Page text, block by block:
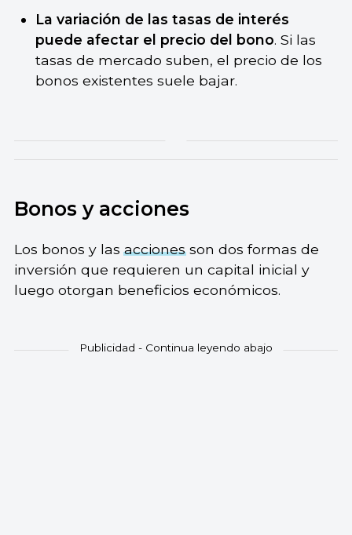
La variación de las tasas de interés
puede afectar el precio del bono. Si las
tasas de mercado suben, el precio de los
bonos existentes suele bajar.
Bonos y acciones
Los bonos y lasaccionesson dos formas de
inversión que requieren un capital inicial y
luego otorgan beneficios económicos.